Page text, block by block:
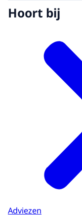
Hoort bij
Adviezen